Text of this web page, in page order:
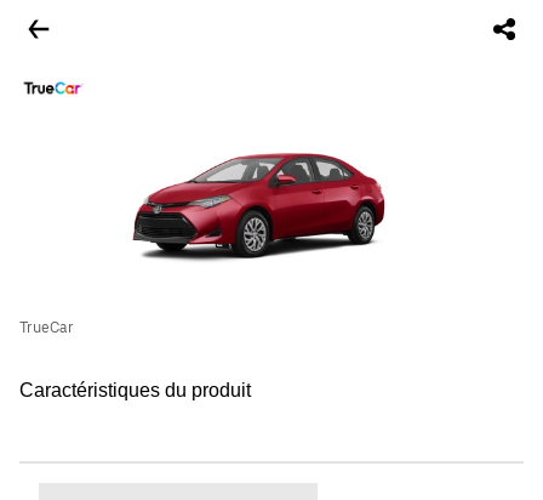
TrueCar
Caractéristiques du produit